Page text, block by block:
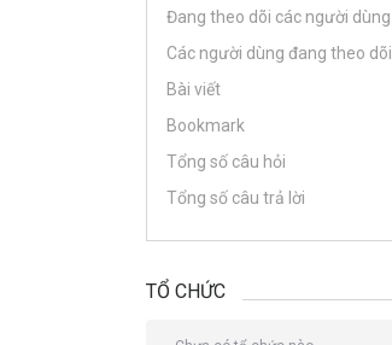
Đang theo dõi các người dùng
Các người dùng đang theo dõi
Bài viết
Bookmark
Tổng số câu hỏi
Tổng số câu trả lời
TỔ CHỨC